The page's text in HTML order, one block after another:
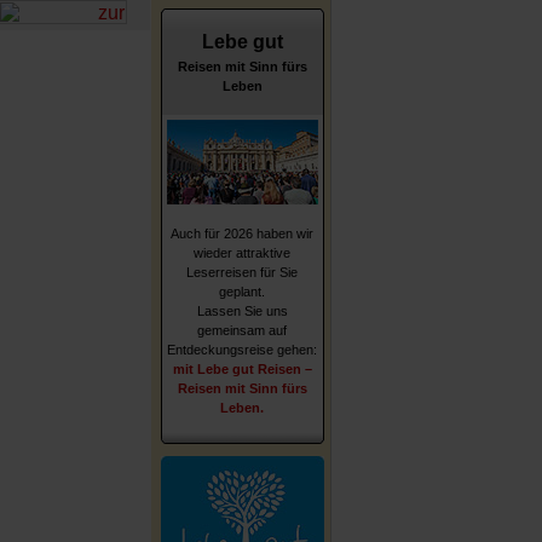
Lebe gut
Reisen mit Sinn fürs
Leben
Auch für 2026 haben wir
wieder attraktive
Leserreisen für Sie
geplant.
Lassen Sie uns
gemeinsam auf
Entdeckungsreise gehen:
mit Lebe gut Reisen –
Reisen mit Sinn fürs
Leben.